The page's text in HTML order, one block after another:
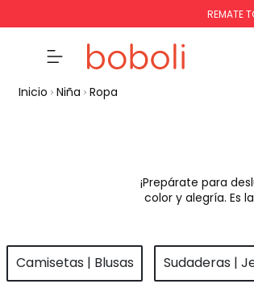
REMATE
Inicio Niña Ropa
¡Prepárate para
color y alegría. Es
Camisetas | Blusas Sudaderas |